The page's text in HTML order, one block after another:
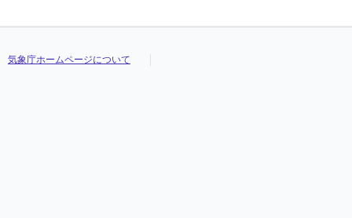
気象庁ホームページについて